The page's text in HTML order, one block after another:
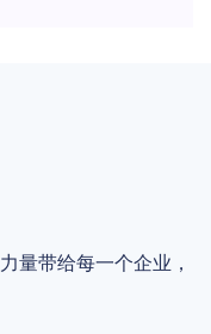
量带给每一个企业，